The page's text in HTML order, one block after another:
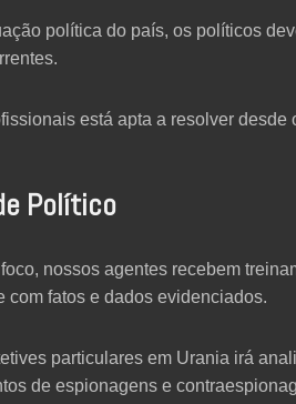
política do país, os políticos
está apta a resolver
Político
nossos agentes recebem
com fatos e dados evidenciados.
particulares em Urania irá
de espionagens e